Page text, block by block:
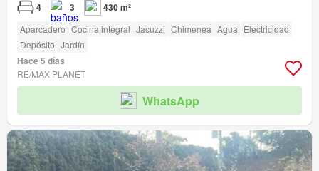
4 3 430 m²
Aparcadero Cocina integral Jacuzzi Chimenea Agua Electricidad
Depósito Jardín
Hace 5 días
RE/MAX PLANET
WhatsApp